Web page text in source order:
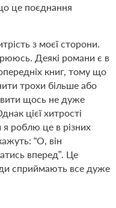
це поєднання
з моєї сторони.
Деякі романи є в
книг, тому що
трохи більше або
щось не дуже
цієї хитрості
я роблю це в різних
“О, він
вперед”. Це
сприймають все дуже